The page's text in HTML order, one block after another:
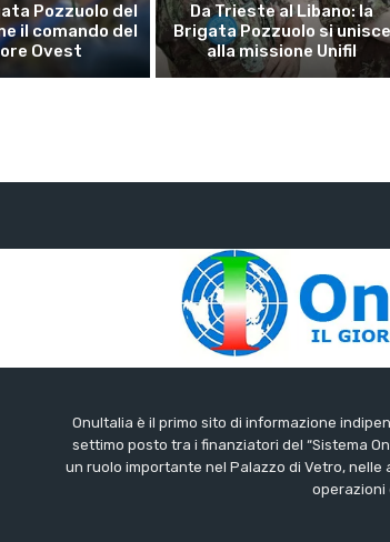
Pozzuolo del
il comando del
Ovest
Da Trieste al Libano: la
Brigata Pozzuolo si unisce
alla missione Unifil
OnuItalia è il primo sito di informazione
settimo posto tra i finanziatori del “Sistema
un ruolo importante nel Palazzo di Vetro,
operazioni